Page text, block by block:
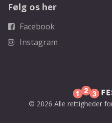
Følg os her
Facebook
Instagram
© 2026 Alle rettigheder